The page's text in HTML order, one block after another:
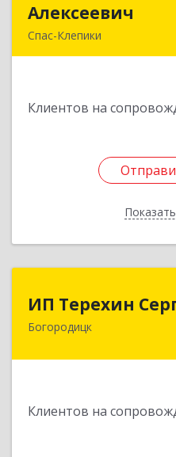
Алексеевич
Спас-Клепики
Клиентов на
ИП Терехин
Богородицк
Клиентов на
ИП Терехин
301831,